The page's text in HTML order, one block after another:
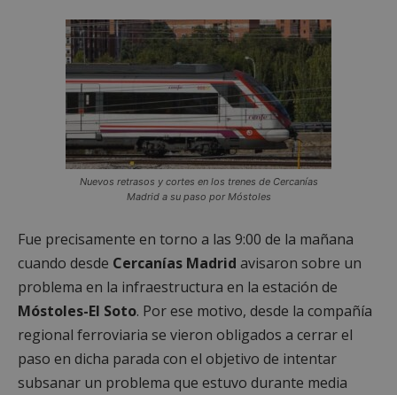
Nuevos retrasos y cortes en los trenes de Cercanías
Madrid a su paso por Móstoles
Fue precisamente en torno a las 9:00 de la mañana
cuando desde Cercanías Madrid avisaron sobre un
problema en la infraestructura en la estación de
Móstoles-El Soto. Por ese motivo, desde la compañía
regional ferroviaria se vieron obligados a cerrar el
paso en dicha parada con el objetivo de intentar
subsanar un problema que estuvo durante media